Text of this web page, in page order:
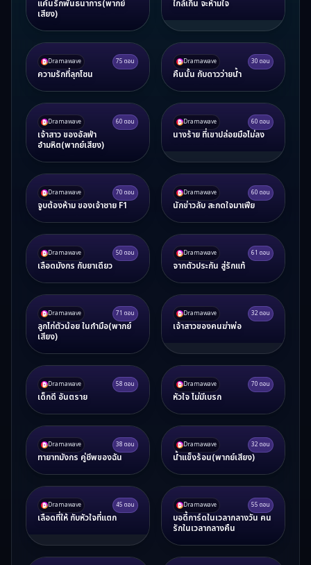
แค้นรักพันธนาการ(พากย์
เสียง)
ใกล้เกิน จะห้ามใจ
Dramawave 75 ตอน
ความรักที่ลุกโชน
Dramawave 30 ตอน
คืนนั้น กับดาวว่ายน้ำ
Dramawave 60 ตอน
เจ้าสาว ของอัลฟ่า
อำมหิต(พากย์เสียง)
Dramawave 60 ตอน
นางร้าย ที่เขาปล่อยมือไม่ลง
Dramawave 70 ตอน
จูบต้องห้าม ของเจ้าชาย F1
Dramawave 60 ตอน
นักข่าวลับ สะกดใจมาเฟีย
Dramawave 50 ตอน
เลือดมังกร กับยาเดียว
Dramawave 61 ตอน
จากตัวประกัน สู่รักแท้
Dramawave 71 ตอน
ลูกไก่ตัวน้อย ในกำมือ(พากย์
เสียง)
Dramawave 32 ตอน
เจ้าสาวของคนฆ่าพ่อ
Dramawave 58 ตอน
เด็กดี อันตราย
Dramawave 70 ตอน
หัวใจ ไม่มีเบรก
Dramawave 38 ตอน
ทายาทมังกร คู่ชีพของฉัน
Dramawave 32 ตอน
น้ำแข็งร้อน(พากย์เสียง)
Dramawave 45 ตอน
เลือดที่ให้ กับหัวใจที่แตก
Dramawave 55 ตอน
บอดี้การ์ดในเวลากลางวัน คน
รักในเวลากลางคืน